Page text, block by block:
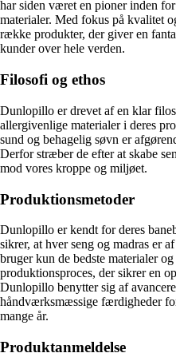
har siden været en pioner inden
materialer. Med fokus på kvalitet
række produkter, der giver en
kunder over hele verden.
Filosofi og ethos
Dunlopillo er drevet af en klar
allergivenlige materialer i deres
sund og behagelig søvn er
Derfor stræber de efter at skabe
mod vores kroppe og miljøet.
Produktionsmetoder
Dunlopillo er kendt for deres
sikrer, at hver seng og madras er
bruger kun de bedste materialer
produktionsproces, der sikrer en
Dunlopillo benytter sig af
håndværksmæssige færdigheder
mange år.
Produktanmeldelse